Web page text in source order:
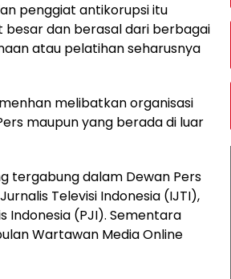
penggiat antikorupsi itu
besar dan berasal dari berbagai
atau pelatihan seharusnya
melibatkan organisasi
maupun yang berada di luar
tergabung dalam Dewan Pers
Televisi Indonesia (IJTI),
Indonesia (PJI). Sementara
Wartawan Media Online